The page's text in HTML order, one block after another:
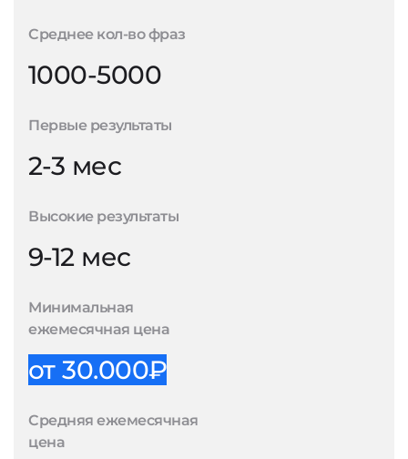
Среднее кол-во фраз
1000-5000
Первые результаты
2-3 мес
Высокие результаты
9-12 мес
Минимальная
ежемесячная цена
от 30.000₽
Средняя ежемесячная
цена